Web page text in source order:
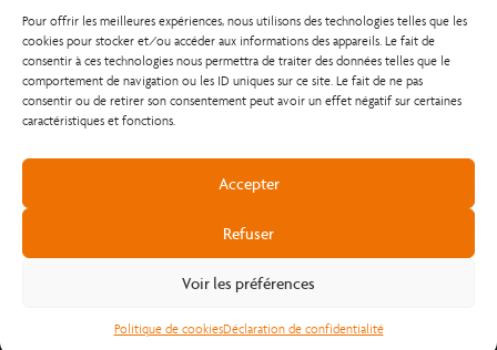
Pour offrir les meilleures expériences, nous utilisons des technologies telles que les
cookies pour stocker et/ou accéder aux informations des appareils. Le fait de
consentir à ces technologies nous permettra de traiter des données telles que le
comportement de navigation ou les ID uniques sur ce site. Le fait de ne pas
consentir ou de retirer son consentement peut avoir un effet négatif sur certaines
caractéristiques et fonctions.
Accepter
Refuser
Voir les préférences
Politique de cookiesDéclaration de confidentialité
Poser votre candidature
Nous soutenir
Comment nous soutenir ?
Mentions légales et Conditions Générales d'Utilisation
Politique de confidentialité